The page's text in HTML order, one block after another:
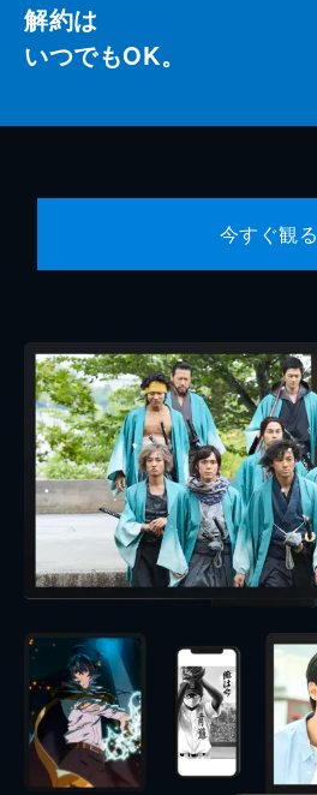
解約は
いつでもOK。
今すぐ観る